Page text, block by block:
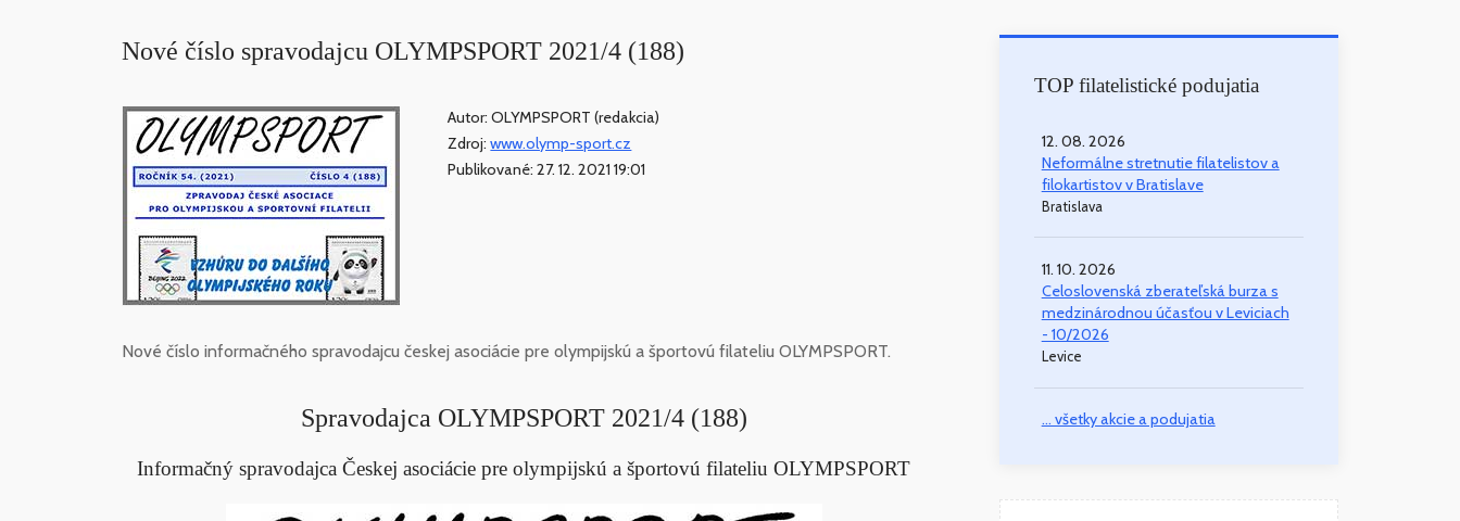
Nové číslo spravodajcu OLYMPSPORT 2021/4 (188)
Autor: OLYMPSPORT (redakcia)
Zdroj:www.olymp-sport.cz
Publikované: 27. 12. 2021 19:01
Nové číslo informačného spravodajcu českej asociácie pre olympijskú a športovú filateliu OLYMPSPORT.
Spravodajca OLYMPSPORT 2021/4 (188)
Informačný spravodajca Českej asociácie pre olympijskú a športovú filateliu OLYMPSPORT
TOP filatelistické podujatia
12. 08. 2026
Neformálne stretnutie filatelistov a
filokartistov v Bratislave
Bratislava
11. 10. 2026
Celoslovenská zberateľská burza s
medzinárodnou účasťou v Leviciach
- 10/2026
Levice
... všetky akcie a podujatia